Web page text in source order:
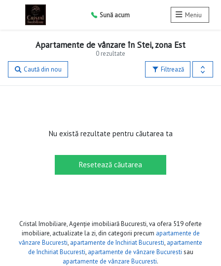
Sună acum Meniu
0 rezultate
Apartamente de vânzare în Stei, zona Est
Filtrează
Caută din nou
Nu există rezultate pentru căutarea ta
Resetează căutarea
Cristal Imobiliare, Agenție imobiliară Bucuresti, va ofera 519 oferte
imobiliare, actualizate la zi, din categorii precum apartamente de
vânzare Bucuresti, apartamente de închiriat Bucuresti, apartamente
de închiriat Bucuresti, apartamente de vânzare Bucuresti sau
apartamente de vânzare Bucuresti.